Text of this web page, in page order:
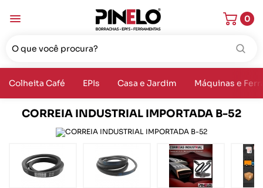
0
Colheita Café EPIs Casa e Jardim Máquinas e
CORREIA INDUSTRIAL IMPORTADA B-52